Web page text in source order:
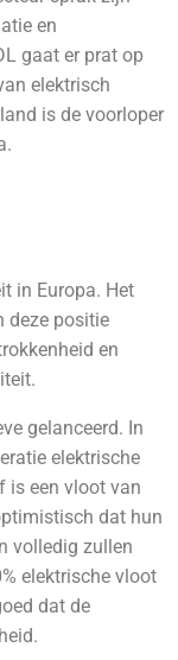
en
gaat er prat op
elektrisch
is de voorloper
in Europa. Het
deze positie
en
gelanceerd. In
elektrische
is een vloot van
dat hun
volledig zullen
elektrische vloot
dat de